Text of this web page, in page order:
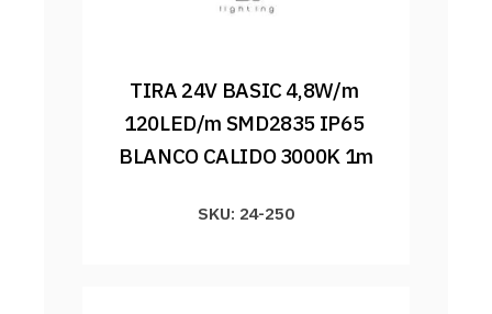
TIRA 24V BASIC 4,8W/m
120LED/m SMD2835 IP65
BLANCO CALIDO 3000K 1m
SKU: 24-250